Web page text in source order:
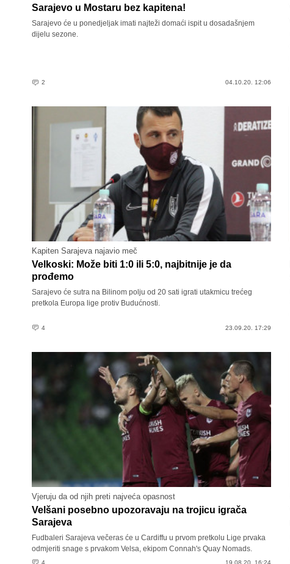
Sarajevo u Mostaru bez kapitena!
Sarajevo će u ponedjeljak imati najteži domaći ispit u dosadašnjem
dijelu sezone.
2 04.10.20. 12:06
Kapiten Sarajeva najavio meč
Velkoski: Može biti 1:0 ili 5:0, najbitnije je da
prođemo
Sarajevo će sutra na Bilinom polju od 20 sati igrati utakmicu trećeg
pretkola Europa lige protiv Budućnosti.
4 23.09.20. 17:29
Vjeruju da od njih preti najveća opasnost
Velšani posebno upozoravaju na trojicu igrača
Sarajeva
Fudbaleri Sarajeva večeras će u Cardiffu u prvom pretkolu Lige prvaka
odmjeriti snage s prvakom Velsa, ekipom Connah's Quay Nomads.
4 19.08.20. 16:24